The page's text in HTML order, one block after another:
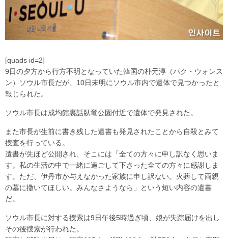
[quads id=2]
9日の夕方から行方不明となっていた韓国の朴元淳（パク・ウォンス
ン）ソウル市長だが、10日未明にソウル市内で遺体で見つかったと
報じられた。
ソウル市長は成均館裏話臥竜公園付近で遺体で発見された。
また市長が生前に書き残した遺書も発見されたことから自殺とみて
捜査を行っている。
遺書が先ほど公開され、そこには「全ての方々に申し訳なく思いま
す。私の生活の中で一緒に過ごして下さった全ての方々に感謝しま
す。ただ、伊丹市か与えなかった家族に申し訳ない。火葬して両親
の墓に撒いてほしい。みんなさようなら」という短い内容の遺書
だ。
ソウル市長に対する捜索は9日午後5時過ぎ頃、娘が失踪届けを出し
その後捜索が行われた。